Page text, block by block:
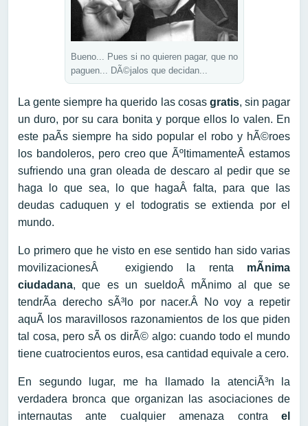
Bueno... Pues si no quieren pagar, que no
paguen... DÃ©jalos que decidan...
La gente siempre ha querido las cosasgratis, sin pagar
un duro, por su cara bonita y porque ellos lo valen. En
este paÃ­s siempre ha sido popular el robo y hÃ©roes
los bandoleros, pero creo que ÃºltimamenteÂ estamos
sufriendo una gran oleada de descaro al pedir que se
haga lo que sea, lo que hagaÂ falta, para que las
deudas caduquen y el todogratis se extienda por el
mundo.
Lo primero que he visto en ese sentido han sido varias
movilizacionesÂ exigiendo la renta mÃ­nima
ciudadana, que es un sueldoÂ mÃ­nimo al que se
tendrÃ­a derecho sÃ³lo por nacer.Â No voy a repetir
aquÃ­ los maravillosos razonamientos de los que piden
tal cosa, pero sÃ­ os dirÃ© algo: cuando todo el mundo
tiene cuatrocientos euros, esa cantidad equivale a cero.
En segundo lugar, me ha llamado la atenciÃ³n la
verdadera bronca que organizan las asociaciones de
internautas ante cualquier amenaza contra el